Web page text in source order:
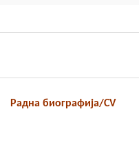
Радна биографија/CV